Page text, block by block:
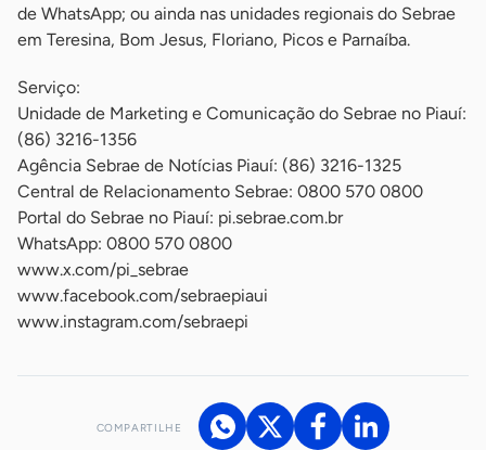
de WhatsApp; ou ainda nas unidades regionais do Sebrae
em Teresina, Bom Jesus, Floriano, Picos e Parnaíba.
Serviço:
Unidade de Marketing e Comunicação do Sebrae no Piauí:
(86) 3216-1356
Agência Sebrae de Notícias Piauí: (86) 3216-1325
Central de Relacionamento Sebrae: 0800 570 0800
Portal do Sebrae no Piauí: pi.sebrae.com.br
WhatsApp: 0800 570 0800
www.x.com/pi_sebrae
www.facebook.com/sebraepiaui
www.instagram.com/sebraepi
COMPARTILHE